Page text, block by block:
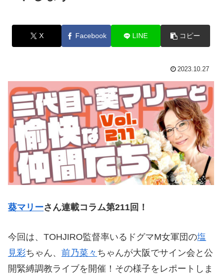
X Facebook LINE コピー
2023.10.27
葵マリーさん連載コラム第211回！
今回は、TOHJIRO監督率いるドグマM女軍団の塩
見彩ちゃん、 前乃菜々 ちゃんが大阪でサイン会と公
開緊縛調教ライブを開催！その様子をレポートしま